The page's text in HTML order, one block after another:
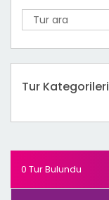
Tur Kategorileri
0 Tur Bulundu